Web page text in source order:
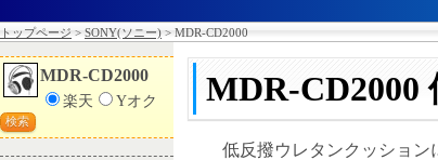
MDR-CD2000
楽天 Yオク
検索
トップページ > SONY(ソニー) > MDR-CD2000
MDR-CD2000
低反撥ウレタンクッション